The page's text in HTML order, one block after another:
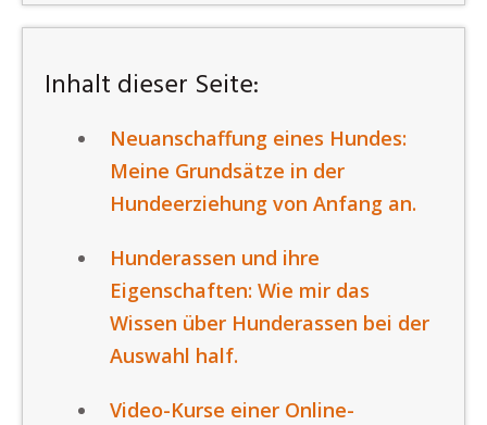
Inhalt dieser Seite:
Neuanschaffung eines Hundes:
Meine Grundsätze in der
Hundeerziehung von Anfang an.
Hunderassen und ihre
Eigenschaften: Wie mir das
Wissen über Hunderassen bei der
Auswahl half.
Video-Kurse einer Online-